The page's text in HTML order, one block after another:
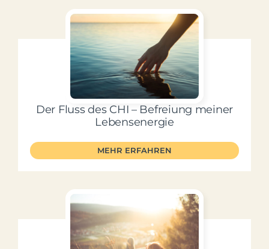
Der Fluss des CHI – Befreiung meiner
Lebensenergie
MEHR ERFAHREN